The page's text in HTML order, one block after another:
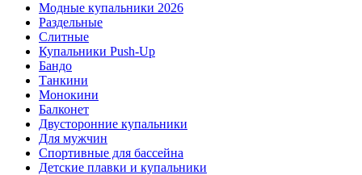
Модные купальники 2026
Раздельные
Слитные
Купальники Push-Up
Бандо
Танкини
Монокини
Балконет
Двусторонние купальники
Для мужчин
Спортивные для бассейна
Детские плавки и купальники